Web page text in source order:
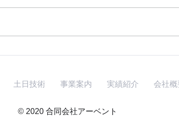
土日技術 事業案内 実績紹介 会社概
© 2020 合同会社アーベント